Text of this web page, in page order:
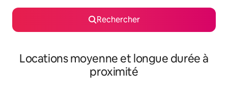
Rechercher
Locations moyenne et longue durée à
proximité